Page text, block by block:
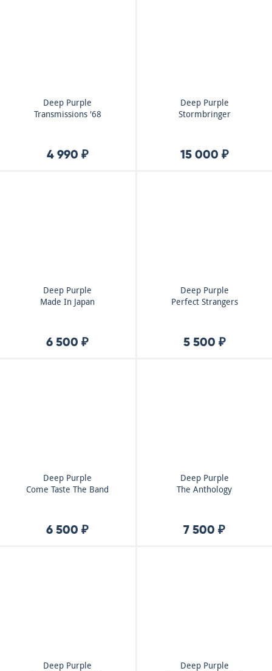
Deep Purple
Transmissions '68
4 990 ₽
Deep Purple
Stormbringer
15 000 ₽
Deep Purple
Made In Japan
6 500 ₽
Deep Purple
Perfect Strangers
5 500 ₽
Deep Purple
Come Taste The Band
6 500 ₽
Deep Purple
The Anthology
7 500 ₽
Deep Purple
Deep Purple